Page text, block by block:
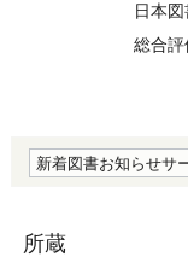
日本
総合評
新着図書お知らせサ
所蔵